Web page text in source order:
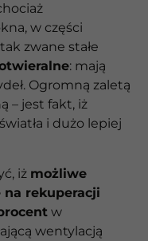
w części
zwane stałe
: mają
Ogromną zaletą
– jest fakt, iż
i dużo lepiej
iż możliwe
na rekuperacji
w
wentylacją